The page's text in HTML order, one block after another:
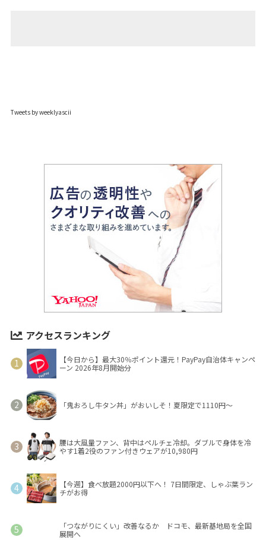
Tweets by weeklyascii
アクセスランキング
【今日から】最大30％ポイント還元！PayPay自治体キャンペ
ーン 2026年8月開始分
「鬼おろし牛タン丼」がおいしそ！夏限定で1110円～
腰は大風量ファン、背中はペルチェ冷却。ダブルで身体を冷
やす1着2役のファン付きウェアが10,980円
【今週】食べ放題2000円以下へ！ 7日間限定、しゃぶ葉ラン
チがお得
「つながりにくい」改善なるか ドコモ、最新基地局を全国
展開へ